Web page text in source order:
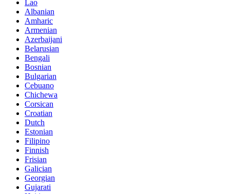
Lao
Albanian
Amharic
Armenian
Azerbaijani
Belarusian
Bengali
Bosnian
Bulgarian
Cebuano
Chichewa
Corsican
Croatian
Dutch
Estonian
Filipino
Finnish
Frisian
Galician
Georgian
Gujarati